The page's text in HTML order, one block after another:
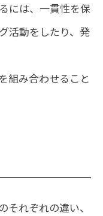
には、一貫性を保
活動をしたり、発
組み合わせること
それぞれの違い、